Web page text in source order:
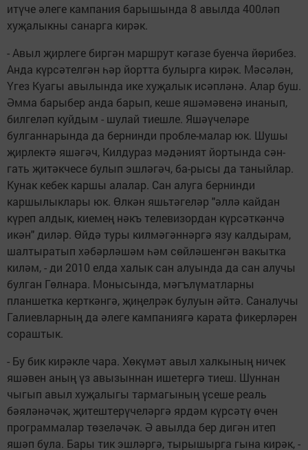
итүче әлеге кампания барышында 8 авылда 400ләп
хуҗалыкны санарга кирәк.
- Авыл җирлеге биргән маршрут кәгазе буенча йөрибез.
Анда күрсәтелгән һәр йортта булырга кирәк. Мәсәлән,
Үгез Куагы авылында ике хуҗалык исәпләнә. Алар буш.
Әмма барыбер анда барып, кеше яшәмәвенә инанып,
билгеләп куйдым - шулай тиешле. Яшәүчеләре
булганнарында да бернинди пробле-малар юк. Шушы
җирлектә яшәгәч, Килдураз мәдәният йортында сән-
гать җитәкчесе булып эшләгәч, ба-рысы да таныйлар.
Кунак кебек каршы алалар. Сан алуга бернинди
каршылыклары юк. Өлкән яшьтәгеләр "әллә кайдан
күреп алдык, киемең нәкъ телевизордан күрсәткәнчә
икән" диләр. Өйдә туры килмәгәннәргә язу калдырам,
шалтыратып хәбәрләшәм һәм сөйләшенгән вакытка
киләм, - ди 2010 елда халык сан алуында да сан алучы
булган Гөлнара. Монысында, мәгълүматларны
планшетка керткәнгә, җиңелрәк булуын әйтә. Саналучы
Галиевларның да әлеге кампаниягә карата фикерләрен
сораштык.
- Бу бик кирәкле чара. Хөкүмәт авыл халкының ничек
яшәвен аның үз авызыннан ишетергә тиеш. Шуннан
чыгып авыл хуҗалыгы тармагының үсеше реаль
бәяләнәчәк, җитештерүчеләргә ярдәм күрсәтү өчен
программалар төзеләчәк. Ә авылда бер дигән итеп
яшәп була. Бары тик эшләргә, тырышырга гына кирәк, -